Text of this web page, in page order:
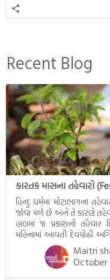
સાથે ફરી
મુલાકાત, બીજા ભાગમાં
ઉત્તરાધિકારી તરીકે સ્થાપે છે
દૃશ્યો અંકિત થયાં છે. ટૂંકમાં
જીવનના અંતિમ દિવસોની
પરિપાક જોવા મળે […]
Recent Blog
કારતક માસના તહેવારો
હિન્દુ ધર્મમાં મોટાભાગના
જોવા મળે છે અને તે કારણે
હાલમાં જ પ્રકાશનો
મહિનામાં આવતી દેવપોઢી
આવતી દેવ ઊઠી
દીક્ષાગ્રહણ, યજ્ઞ, ગૃહપ્રવેશ
Maitri